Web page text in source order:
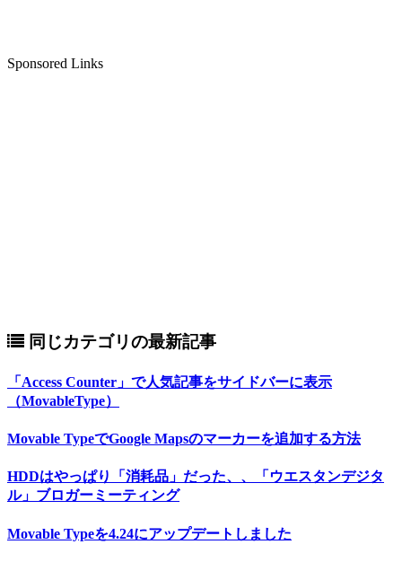
Sponsored Links
同じカテゴリの最新記事
「Access Counter」で人気記事をサイドバーに表示
（MovableType）
Movable TypeでGoogle Mapsのマーカーを追加する方法
HDDはやっぱり「消耗品」だった、、「ウエスタンデジタ
ル」ブロガーミーティング
Movable Typeを4.24にアップデートしました